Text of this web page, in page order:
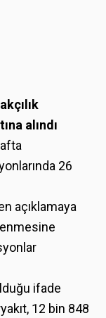
alındı
26
açıklamaya
ifade
12 bin 848